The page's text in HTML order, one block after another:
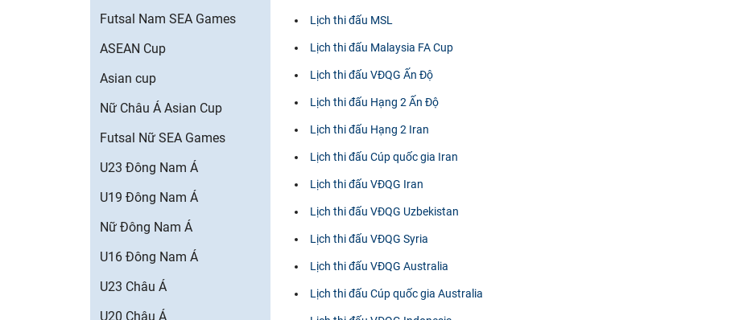
Futsal Nam SEA Games
ASEAN Cup
Asian cup
Nữ Châu Á Asian Cup
Futsal Nữ SEA Games
U23 Đông Nam Á
U19 Đông Nam Á
Nữ Đông Nam Á
U16 Đông Nam Á
U23 Châu Á
U20 Châu Á
Lịch thi đấu MSL
Lịch thi đấu Malaysia FA Cup
Lịch thi đấu VĐQG Ấn Độ
Lịch thi đấu Hạng 2 Ấn Độ
Lịch thi đấu Hạng 2 Iran
Lịch thi đấu Cúp quốc gia Iran
Lịch thi đấu VĐQG Iran
Lịch thi đấu VĐQG Uzbekistan
Lịch thi đấu VĐQG Syria
Lịch thi đấu VĐQG Australia
Lịch thi đấu Cúp quốc gia Australia